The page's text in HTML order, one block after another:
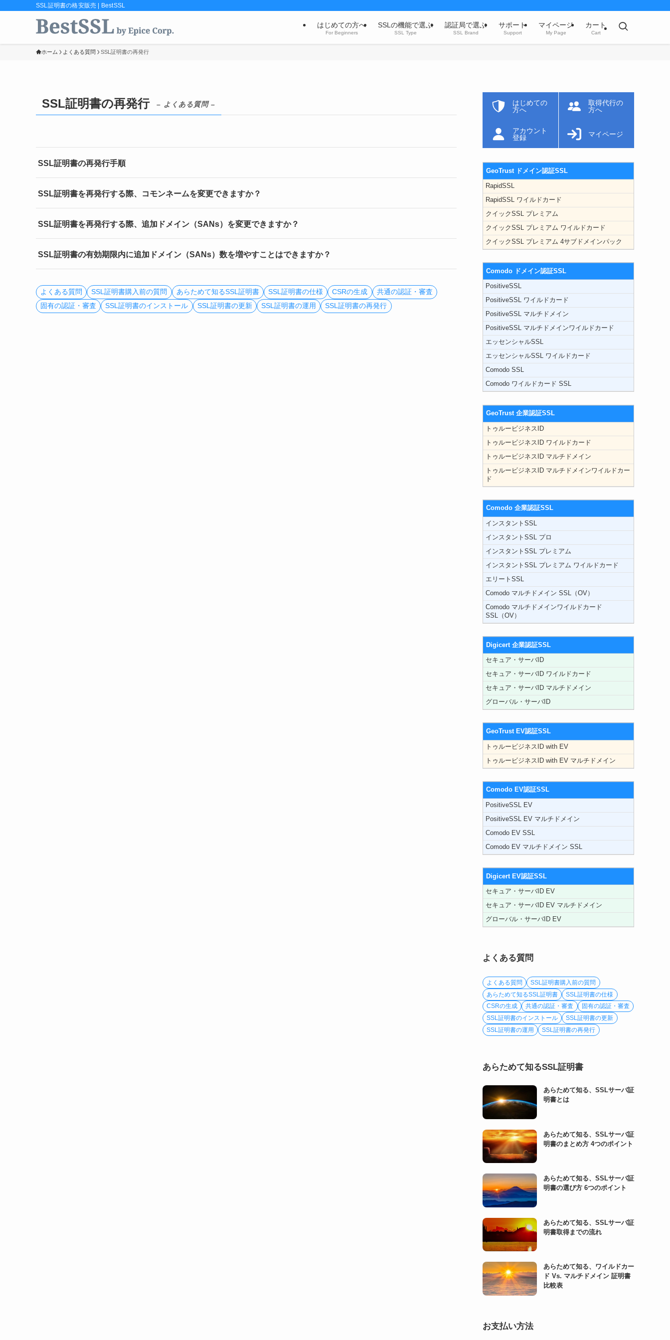
SSL証明書の格安販売 | BestSSL
はじめての方へ
For Beginners
SSLの機能で選ぶ
SSL Type
認証局で選ぶ
SSL Brand
サポート
Support
マイページ
My Page
カート
Cart
ホーム よくある質問 SSL証明書の再発行
SSL証明書の再発行 – よくある質問 –
SSL証明書の再発行手順
SSL証明書を再発行する際、コモンネームを変更できますか？
SSL証明書を再発行する際、追加ドメイン（SANs）を変更できますか？
SSL証明書の有効期限内に追加ドメイン（SANs）数を増やすことはできますか？
よくある質問 SSL証明書購入前の質問 あらためて知るSSL証明書 SSL証明書の仕様 CSRの生成
共通の認証・審査
固有の認証・審査
SSL証明書のインストール SSL証明書の更新 SSL証明書の運用 SSL証明書の再発行
はじめての
方へ
取得代行の
方へ
アカウント
登録
マイページ
GeoTrust ドメイン認証SSL
RapidSSL
RapidSSL ワイルドカード
クイックSSL プレミアム
クイックSSL プレミアム ワイルドカード
クイックSSL プレミアム 4サブドメインパック
Comodo ドメイン認証SSL
PositiveSSL
PositiveSSL ワイルドカード
PositiveSSL マルチドメイン
PositiveSSL マルチドメインワイルドカード
エッセンシャルSSL
エッセンシャルSSL ワイルドカード
Comodo SSL
Comodo ワイルドカード SSL
GeoTrust 企業認証SSL
トゥルービジネスID
トゥルービジネスID ワイルドカード
トゥルービジネスID マルチドメイン
トゥルービジネスID マルチドメインワイルドカー
ド
Comodo 企業認証SSL
インスタントSSL
インスタントSSL プロ
インスタントSSL プレミアム
インスタントSSL プレミアム ワイルドカード
エリートSSL
Comodo マルチドメイン SSL（OV）
Comodo マルチドメインワイルドカード
SSL（OV）
Digicert 企業認証SSL
セキュア・サーバID
セキュア・サーバID ワイルドカード
セキュア・サーバID マルチドメイン
グローバル・サーバID
GeoTrust EV認証SSL
トゥルービジネスID with EV
トゥルービジネスID with EV マルチドメイン
Comodo EV認証SSL
PositiveSSL EV
PositiveSSL EV マルチドメイン
Comodo EV SSL
Comodo EV マルチドメイン SSL
Digicert EV認証SSL
セキュア・サーバID EV
セキュア・サーバID EV マルチドメイン
グローバル・サーバID EV
よくある質問
よくある質問
SSL証明書購入前の質問
あらためて知るSSL証明書
SSL証明書の仕様
CSRの生成
共通の認証・審査
固有の認証・審査
SSL証明書のインストール
SSL証明書の更新
SSL証明書の運用
SSL証明書の再発行
あらためて知るSSL証明書
あらためて知る、SSLサーバ証
明書とは
あらためて知る、SSLサーバ証
明書のまとめ方 4つのポイント
あらためて知る、SSLサーバ証
明書の選び方 6つのポイント
あらためて知る、SSLサーバ証
明書取得までの流れ
あらためて知る、ワイルドカー
ド Vs. マルチドメイン 証明書
比較表
お支払い方法